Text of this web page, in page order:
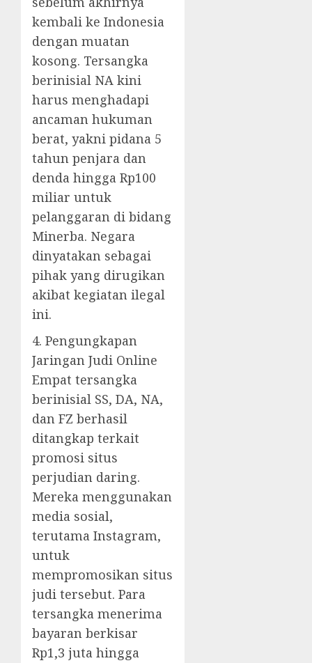
kembali ke Indonesia
dengan muatan
kosong. Tersangka
berinisial NA kini
harus menghadapi
ancaman hukuman
berat, yakni pidana 5
tahun penjara dan
denda hingga Rp100
miliar untuk
pelanggaran di bidang
Minerba. Negara
dinyatakan sebagai
pihak yang dirugikan
akibat kegiatan ilegal
ini.
4. Pengungkapan
Jaringan Judi Online
Empat tersangka
berinisial SS, DA, NA,
dan FZ berhasil
ditangkap terkait
promosi situs
perjudian daring.
Mereka menggunakan
media sosial,
terutama Instagram,
untuk
mempromosikan situs
judi tersebut. Para
tersangka menerima
bayaran berkisar
Rp1,3 juta hingga